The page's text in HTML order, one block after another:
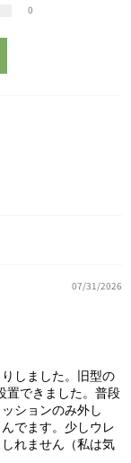
0
07/31/2026
しました。旧型の
置できました。普段
ションのみ外し
でます。少しウレ
れません（私は気